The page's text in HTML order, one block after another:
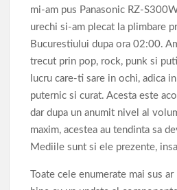
mi-am pus Panasonic RZ-
urechi si-am plecat la plimbare
Bucurestiului dupa ora 02:00.
trecut prin pop, rock, punk si
lucru care-ti sare in ochi, adica
puternic si curat. Acesta este
dar dupa un anumit nivel al
maxim, acestea au tendinta sa
Mediile sunt si ele prezente,
Toate cele enumerate mai sus